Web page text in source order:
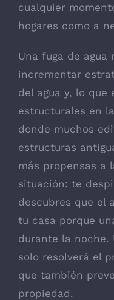
cualquier
hogares como a
Una fuga de agua
incrementar
del agua y, lo que
estructurales en
donde muchos
estructuras
más propensas a
situación: te
descubres que el
tu casa porque
durante la noche.
solo resolverá el
que también
propiedad.